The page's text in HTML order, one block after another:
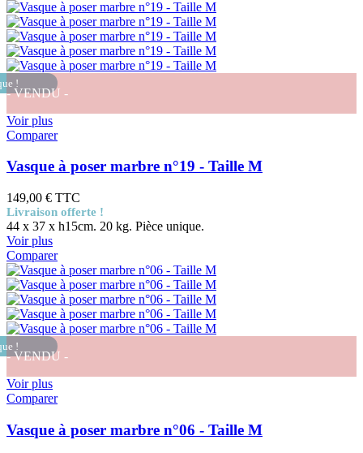
!
- VENDU -
Voir plus
Comparer
Vasque à poser marbre n°19 - Taille M
149,00 € TTC
Livraison offerte !
44 x 37 x h15cm. 20 kg. Pièce unique.
Voir plus
Comparer
!
- VENDU -
Voir plus
Comparer
Vasque à poser marbre n°06 - Taille M